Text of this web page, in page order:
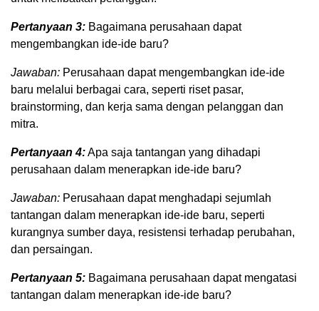
Pertanyaan 3: Bagaimana perusahaan dapat
mengembangkan ide-ide baru?
Jawaban: Perusahaan dapat mengembangkan ide-ide
baru melalui berbagai cara, seperti riset pasar,
brainstorming, dan kerja sama dengan pelanggan dan
mitra.
Pertanyaan 4:Apa saja tantangan yang dihadapi
perusahaan dalam menerapkan ide-ide baru?
Jawaban: Perusahaan dapat menghadapi sejumlah
tantangan dalam menerapkan ide-ide baru, seperti
kurangnya sumber daya, resistensi terhadap perubahan,
dan persaingan.
Pertanyaan 5: Bagaimana perusahaan dapat mengatasi
tantangan dalam menerapkan ide-ide baru?